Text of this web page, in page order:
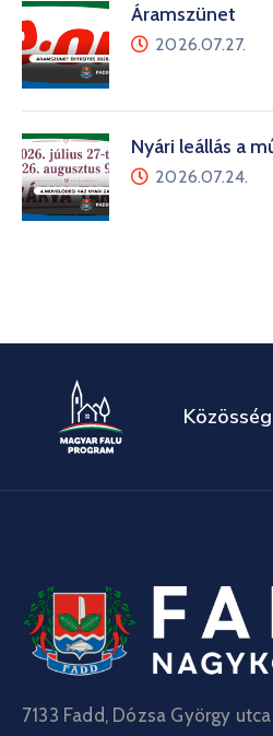
Áramszünet
2026.07.27.
Nyári leállás a
2026.07.24.
7133 Fadd, Dózsa György utca